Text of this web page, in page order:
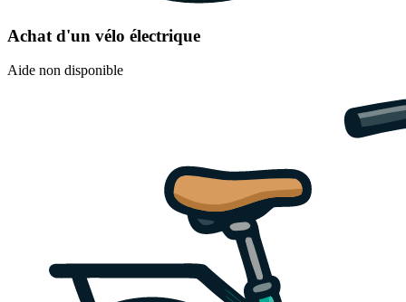
Achat d'un vélo électrique
Aide non disponible